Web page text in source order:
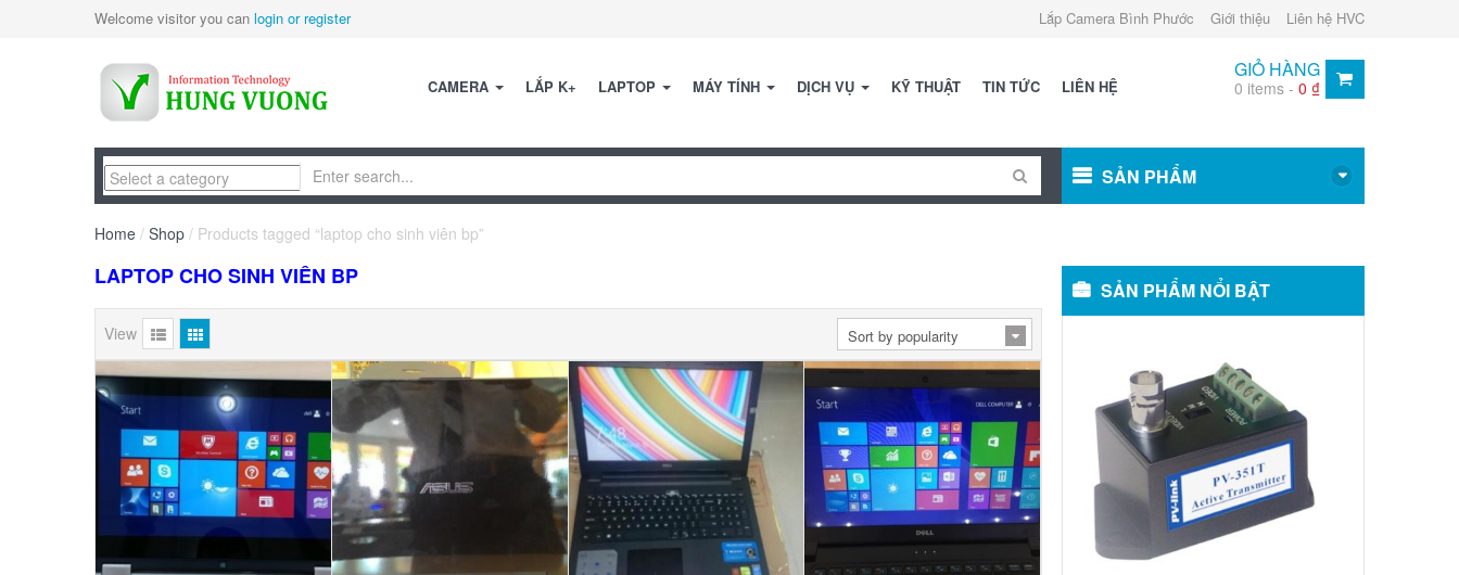
Welcome visitor you can login or register Lắp Camera Bình Phước Giới thiệu Liên hệ HVC
CAMERA LẮP K+ LAPTOP MÁY TÍNH DỊCH VỤ KỸ THUẬT TIN TỨC LIÊN HỆ
GIỎ HÀNG
0 items -0 ₫
SẢN PHẨM
Home / Shop / Products tagged “laptop cho sinh viên bp”
LAPTOP CHO SINH VIÊN BP
View
SẢN PHẨM NỔI BẬT